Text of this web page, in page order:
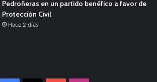
Pedroñeras en un partido benéfico a favor de
Protección Civil
Hace 2 días